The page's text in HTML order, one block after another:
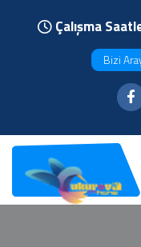
Çalışma
Bizi